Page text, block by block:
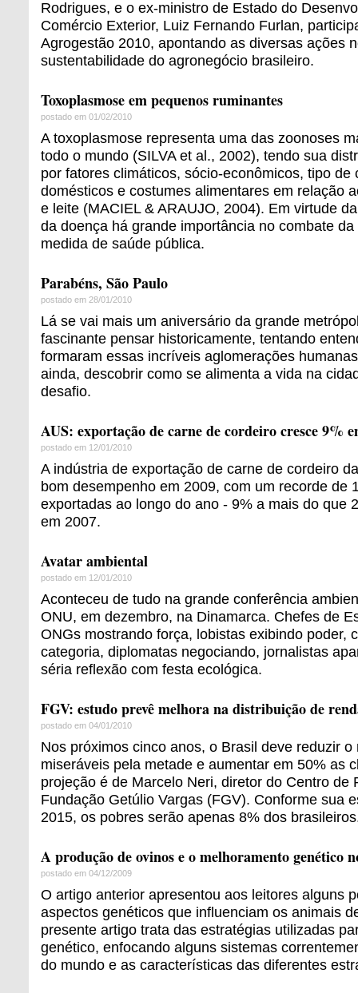
Rodrigues, e o ex-ministro de Estado do
Comércio Exterior, Luiz Fernando Furlan,
Agrogestão 2010, apontando as diversas ações
sustentabilidade do agronegócio brasileiro.
Toxoplasmose em pequenos ruminantes
postado em 01/02/2010
A toxoplasmose representa uma das zoonoses
todo o mundo (SILVA et al., 2002), tendo sua
por fatores climáticos, sócio-econômicos, tipo de
domésticos e costumes alimentares em relação
e leite (MACIEL & ARAUJO, 2004). Em virtude
da doença há grande importância no combate
medida de saúde pública.
Parabéns, São Paulo
postado em 28/01/2010
Lá se vai mais um aniversário da grande
fascinante pensar historicamente, tentando
formaram essas incríveis aglomerações
ainda, descobrir como se alimenta a vida na
desafio.
AUS: exportação de carne de cordeiro cresce 9%
postado em 12/01/2010
A indústria de exportação de carne de cordeiro
bom desempenho em 2009, com um recorde de
exportadas ao longo do ano - 9% a mais do que
em 2007.
Avatar ambiental
postado em 12/01/2010
Aconteceu de tudo na grande conferência
ONU, em dezembro, na Dinamarca. Chefes de
ONGs mostrando força, lobistas exibindo poder,
categoria, diplomatas negociando, jornalistas
séria reflexão com festa ecológica.
FGV: estudo prevê melhora na distribuição de
postado em 04/01/2010
Nos próximos cinco anos, o Brasil deve reduzir o
miseráveis pela metade e aumentar em 50% as
projeção é de Marcelo Neri, diretor do Centro de
Fundação Getúlio Vargas (FGV). Conforme sua
2015, os pobres serão apenas 8% dos
A produção de ovinos e o melhoramento genético
postado em 04/12/2009
O artigo anterior apresentou aos leitores alguns
aspectos genéticos que influenciam os animais
presente artigo trata das estratégias utilizadas
genético, enfocando alguns sistemas
do mundo e as características das diferentes